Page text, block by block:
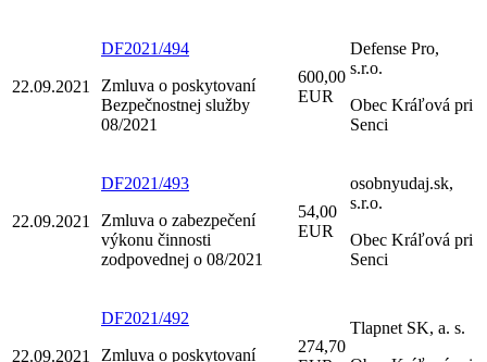
22.09.2021
DF2021/494
Zmluva o poskytovaní
Bezpečnostnej služby
08/2021
600,00
EUR
Defense Pro,
s.r.o.
Obec Kráľová pri
Senci
22.09.2021
DF2021/493
Zmluva o zabezpečení
výkonu činnosti
zodpovednej o 08/2021
54,00
EUR
osobnyudaj.sk,
s.r.o.
Obec Kráľová pri
Senci
22.09.2021
DF2021/492
Zmluva o poskytovaní
274,70
Tlapnet SK, a. s.